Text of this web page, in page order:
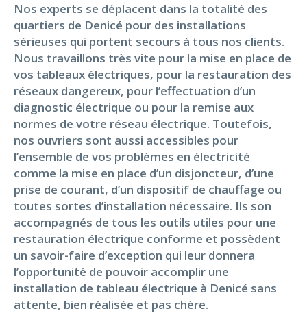
Nos experts se déplacent dans la totalité des
quartiers de Denicé pour des installations
sérieuses qui portent secours à tous nos clients.
Nous travaillons très vite pour la mise en place de
vos tableaux électriques, pour la restauration des
réseaux dangereux, pour l’effectuation d’un
diagnostic électrique ou pour la remise aux
normes de votre réseau électrique. Toutefois,
nos ouvriers sont aussi accessibles pour
l’ensemble de vos problèmes en électricité
comme la mise en place d’un disjoncteur, d’une
prise de courant, d’un dispositif de chauffage ou
toutes sortes d’installation nécessaire. Ils son
accompagnés de tous les outils utiles pour une
restauration électrique conforme et possèdent
un savoir-faire d’exception qui leur donnera
l’opportunité de pouvoir accomplir une
installation de tableau électrique à Denicé sans
attente, bien réalisée et pas chère.